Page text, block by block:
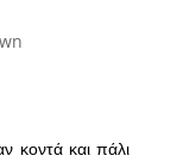
κοντά και πάλι